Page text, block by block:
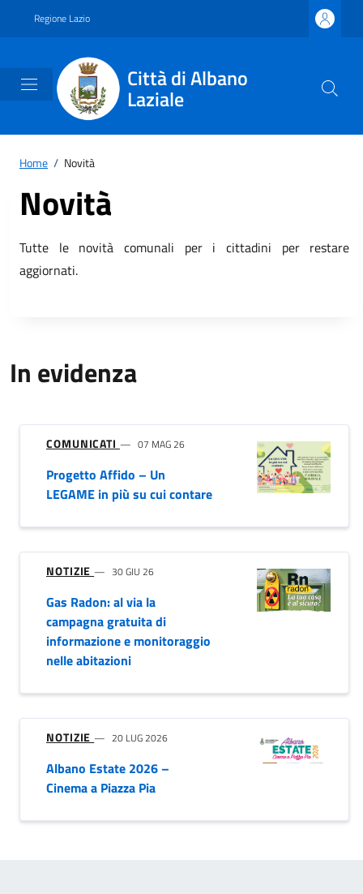
Regione Lazio
Città di Albano
Laziale
Home / Novità
Novità
Tutte le novità comunali per i cittadini per restare
aggiornati.
In evidenza
COMUNICATI 07 MAG 26
Progetto Affido – Un
LEGAME in più su cui contare
NOTIZIE 30 GIU 26
Gas Radon: al via la
campagna gratuita di
informazione e monitoraggio
nelle abitazioni
NOTIZIE 20 LUG 2026
Albano Estate 2026 –
Cinema a Piazza Pia